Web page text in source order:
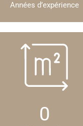
Années d’expérience
0